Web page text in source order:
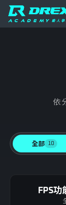
課程總覽
FPS
線上課程
動人學堂
登入
依
全部 10
FPS